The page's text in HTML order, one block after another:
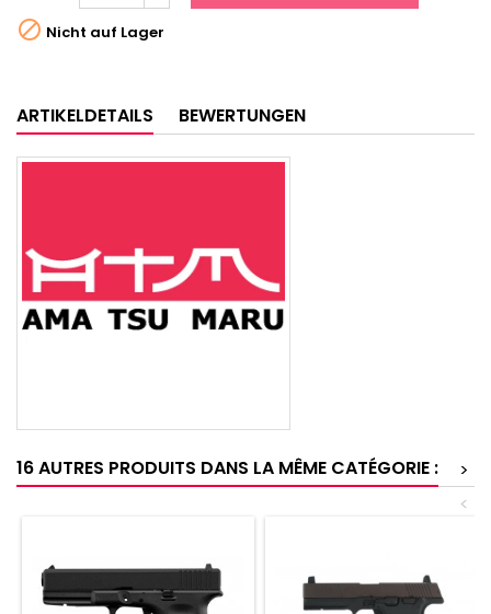
 Nicht auf Lager
ARTIKELDETAILS BEWERTUNGEN
16 AUTRES PRODUITS DANS LA MÊME CATÉGORIE :
>
<